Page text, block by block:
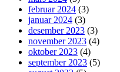
februar 2024 (3)
januar 2024 (3)
desember 2023 (3)
november 2023 (4)
oktober 2023 (4)
september 2023 (5)